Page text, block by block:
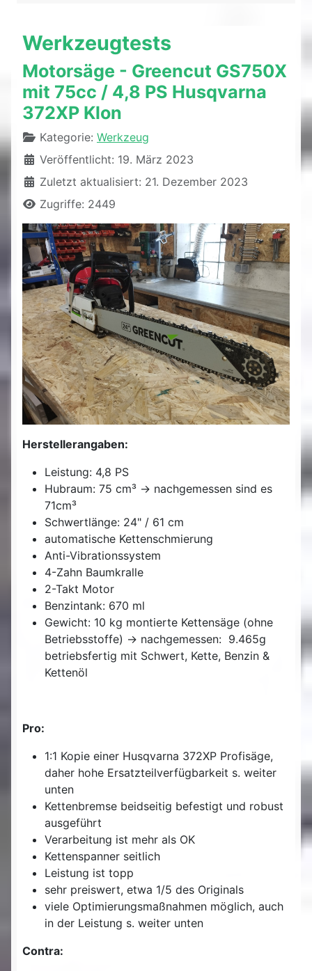
Werkzeugtests
Motorsäge - Greencut GS750X
mit 75cc / 4,8 PS Husqvarna
372XP Klon
DetailsKategorie: Werkzeug
Veröffentlicht: 19. März 2023
Zuletzt aktualisiert: 21. Dezember 2023
Zugriffe: 2449
Herstellerangaben:
Leistung: 4,8 PS
Hubraum: 75 cm³ -> nachgemessen sind es
71cm³
Schwertlänge: 24" / 61 cm
automatische Kettenschmierung
Anti-Vibrationssystem
4-Zahn Baumkralle
2-Takt Motor
Benzintank: 670 ml
Gewicht: 10 kg montierte Kettensäge (ohne
Betriebsstoffe) -> nachgemessen: 9.465g
betriebsfertig mit Schwert, Kette, Benzin &
Kettenöl
Pro:
1:1 Kopie einer Husqvarna 372XP Profisäge,
daher hohe Ersatzteilverfügbarkeit s. weiter
unten
Kettenbremse beidseitig befestigt und robust
ausgeführt
Verarbeitung ist mehr als OK
Kettenspanner seitlich
Leistung ist topp
sehr preiswert, etwa 1/5 des Originals
viele Optimierungsmaßnahmen möglich, auch
in der Leistung s. weiter unten
Contra: